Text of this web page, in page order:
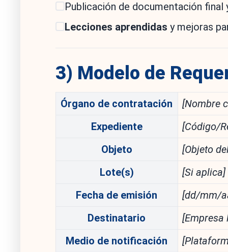
Publicación de documentación final
Lecciones aprendidas y mejoras
3) Modelo de
Órgano de contratación
[Nombre
Expediente
[Código/
Objeto
[Objeto
Lote(s)
[Si aplica]
Fecha de emisión
[dd/mm/
Destinatario
[Empresa
Medio de notificación